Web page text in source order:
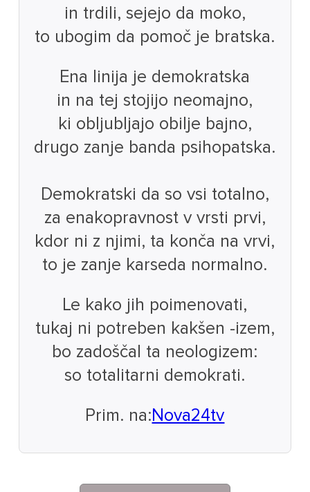
in trdili, sejejo da moko,
to ubogim da pomoč je bratska.
Ena linija je demokratska
in na tej stojijo neomajno,
ki obljubljajo obilje bajno,
drugo zanje banda psihopatska.
Demokratski da so vsi totalno,
za enakopravnost v vrsti prvi,
kdor ni z njimi, ta konča na vrvi,
to je zanje karseda normalno.
Le kako jih poimenovati,
tukaj ni potreben kakšen -izem,
bo zadoščal ta neologizem:
so totalitarni demokrati.
Prim. na: Nova24tv